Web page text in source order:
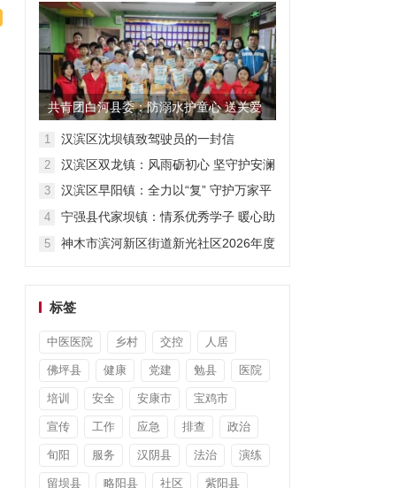
共青团白河县委：防溺水护童心 送关爱
暖暑期
1 汉滨区沈坝镇致驾驶员的一封信
2 汉滨区双龙镇：风雨砺初心 坚守护安澜
3
汉滨区早阳镇：全力以“复” 守护万家平
4
宁强县代家坝镇：情系优秀学子 暖心助
5
神木市滨河新区街道新光社区2026年度
标签
中医医院 乡村 交控 人居
佛坪县 健康 党建 勉县 医院
培训 安全 安康市 宝鸡市
宣传 工作 应急 排查 政治
旬阳 服务 汉阴县 法治 演练
留坝县 略阳县 社区 紫阳县